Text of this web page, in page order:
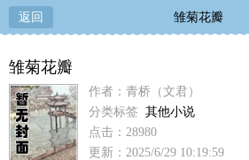
返回 雏菊花瓣
雏菊花瓣
作者：青桥（文君）
分类标签 其他小说
点击：28980
更新：2025/6/29 10:19:59